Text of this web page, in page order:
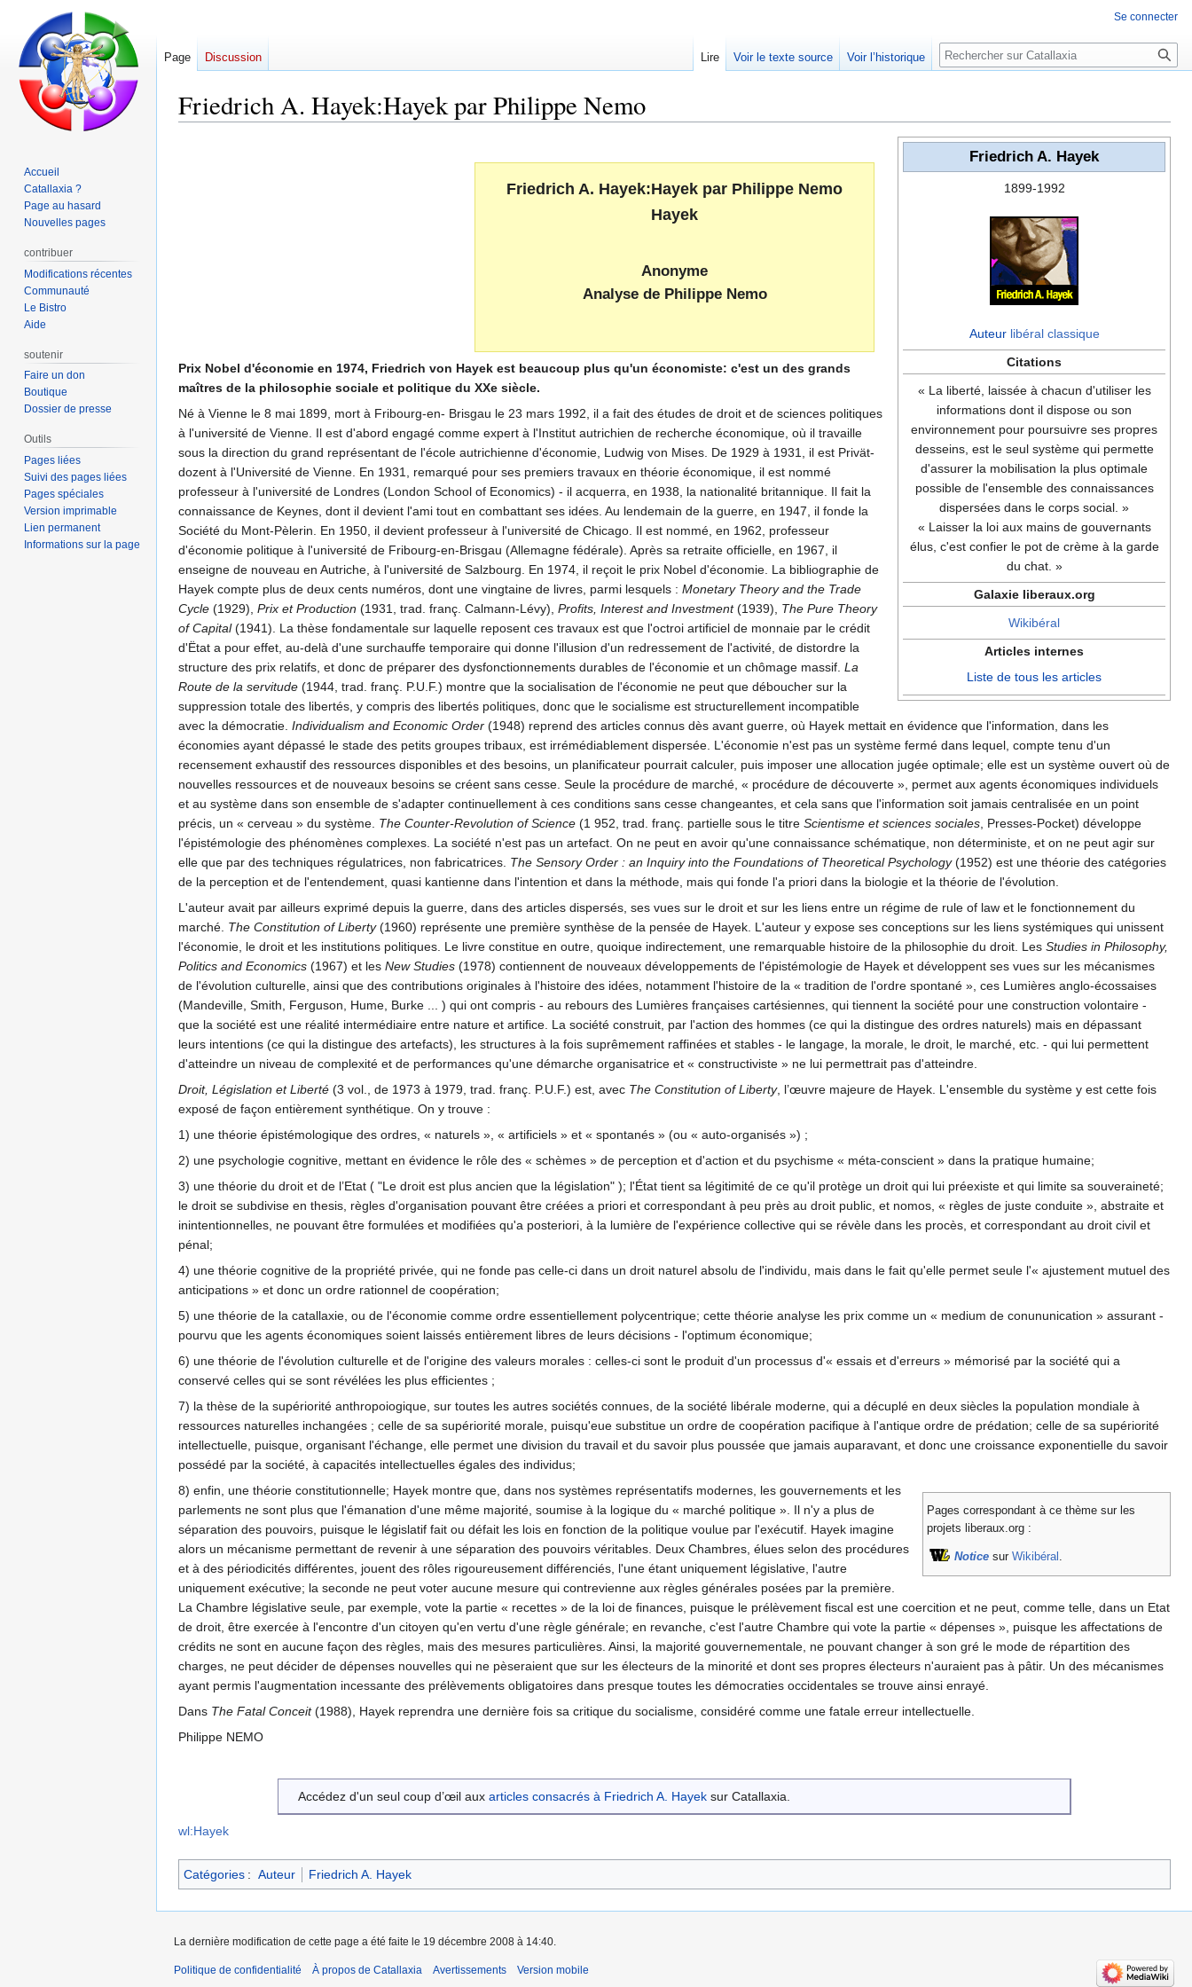
Friedrich A. Hayek:Hayek par Philippe Nemo
Friedrich A. Hayek
1899-1992
Auteur libéral classique
Citations
« La liberté, laissée à chacun d'utiliser les
informations dont il dispose ou son
environnement pour poursuivre ses propres
desseins, est le seul système qui permette
d'assurer la mobilisation la plus optimale
possible de l'ensemble des connaissances
dispersées dans le corps social. »
« Laisser la loi aux mains de gouvernants
élus, c'est confier le pot de crème à la garde
du chat. »
Galaxie liberaux.org
Wikibéral
Articles internes
Liste de tous les articles
Friedrich A. Hayek:Hayek par Philippe Nemo
Hayek
Anonyme
Analyse de Philippe Nemo
Prix Nobel d'économie en 1974, Friedrich von Hayek est beaucoup plus qu'un économiste: c'est un des grands
maîtres de la philosophie sociale et politique du XXe siècle.
Né à Vienne le 8 mai 1899, mort à Fribourg-en- Brisgau le 23 mars 1992, il a fait des études de droit et de sciences politiques
à l'université de Vienne. Il est d'abord engagé comme expert à l'Institut autrichien de recherche économique, où il travaille
sous la direction du grand représentant de l'école autrichienne d'économie, Ludwig von Mises. De 1929 à 1931, il est Privät-
dozent à l'Université de Vienne. En 1931, remarqué pour ses premiers travaux en théorie économique, il est nommé
professeur à l'université de Londres (London School of Economics) - il acquerra, en 1938, la nationalité britannique. Il fait la
connaissance de Keynes, dont il devient l'ami tout en combattant ses idées. Au lendemain de la guerre, en 1947, il fonde la
Société du Mont-Pèlerin. En 1950, il devient professeur à l'université de Chicago. Il est nommé, en 1962, professeur
d'économie politique à l'université de Fribourg-en-Brisgau (Allemagne fédérale). Après sa retraite officielle, en 1967, il
enseigne de nouveau en Autriche, à l'université de Salzbourg. En 1974, il reçoit le prix Nobel d'économie. La bibliographie de
Hayek compte plus de deux cents numéros, dont une vingtaine de livres, parmi lesquels : Monetary Theory and the Trade
Cycle (1929), Prix et Production (1931, trad. franç. Calmann-Lévy), Profits, Interest and Investment(1939), The Pure Theory
of Capital(1941). La thèse fondamentale sur laquelle reposent ces travaux est que l'octroi artificiel de monnaie par le crédit
d'Ëtat a pour effet, au-delà d'une surchauffe temporaire qui donne l'illusion d'un redressement de l'activité, de distordre la
structure des prix relatifs, et donc de préparer des dysfonctionnements durables de l'économie et un chômage massif. La
Route de la servitude (1944, trad. franç. P.U.F.) montre que la socialisation de l'économie ne peut que déboucher sur la
suppression totale des libertés, y compris des libertés politiques, donc que le socialisme est structurellement incompatible
avec la démocratie. Individualism and Economic Order (1948) reprend des articles connus dès avant guerre, où Hayek mettait en évidence que l'information, dans les
économies ayant dépassé le stade des petits groupes tribaux, est irrémédiablement dispersée. L'économie n'est pas un système fermé dans lequel, compte tenu d'un
recensement exhaustif des ressources disponibles et des besoins, un planificateur pourrait calculer, puis imposer une allocation jugée optimale; elle est un système ouvert où de
nouvelles ressources et de nouveaux besoins se créent sans cesse. Seule la procédure de marché, « procédure de découverte », permet aux agents économiques individuels
et au système dans son ensemble de s'adapter continuellement à ces conditions sans cesse changeantes, et cela sans que l'information soit jamais centralisée en un point
précis, un « cerveau » du système. The Counter-Revolution of Science (1 952, trad. franç. partielle sous le titre Scientisme et sciences sociales , Presses-Pocket) développe
l'épistémologie des phénomènes complexes. La société n'est pas un artefact. On ne peut en avoir qu'une connaissance schématique, non déterministe, et on ne peut agir sur
elle que par des techniques régulatrices, non fabricatrices. The Sensory Order : an Inquiry into the Foundations of Theoretical Psychology(1952) est une théorie des catégories
de la perception et de l'entendement, quasi kantienne dans l'intention et dans la méthode, mais qui fonde l'a priori dans la biologie et la théorie de l'évolution.
L'auteur avait par ailleurs exprimé depuis la guerre, dans des articles dispersés, ses vues sur le droit et sur les liens entre un régime de rule of law et le fonctionnement du
marché. The Constitution of Liberty(1960) représente une première synthèse de la pensée de Hayek. L'auteur y expose ses conceptions sur les liens systémiques qui unissent
l'économie, le droit et les institutions politiques. Le livre constitue en outre, quoique indirectement, une remarquable histoire de la philosophie du droit. Les Studies in Philosophy,
Politics and Economics (1967) et les New Studies (1978) contiennent de nouveaux développements de l'épistémologie de Hayek et développent ses vues sur les mécanismes
de l'évolution culturelle, ainsi que des contributions originales à l'histoire des idées, notamment l'histoire de la « tradition de l'ordre spontané », ces Lumières anglo-écossaises
(Mandeville, Smith, Ferguson, Hume, Burke ... ) qui ont compris - au rebours des Lumières françaises cartésiennes, qui tiennent la société pour une construction volontaire -
que la société est une réalité intermédiaire entre nature et artifice. La société construit, par l'action des hommes (ce qui la distingue des ordres naturels) mais en dépassant
leurs intentions (ce qui la distingue des artefacts), les structures à la fois suprêmement raffinées et stables - le langage, la morale, le droit, le marché, etc. - qui lui permettent
d'atteindre un niveau de complexité et de performances qu'une démarche organisatrice et « constructiviste » ne lui permettrait pas d'atteindre.
Droit, Législation et Liberté (3 vol., de 1973 à 1979, trad. franç. P.U.F.) est, avec The Constitution of Liberty, l’œuvre majeure de Hayek. L'ensemble du système y est cette fois
exposé de façon entièrement synthétique. On y trouve :
1) une théorie épistémologique des ordres, « naturels », « artificiels » et « spontanés » (ou « auto-organisés ») ;
2) une psychologie cognitive, mettant en évidence le rôle des « schèmes » de perception et d'action et du psychisme « méta-conscient » dans la pratique humaine;
3) une théorie du droit et de l’Etat ( "Le droit est plus ancien que la législation" ); l'État tient sa légitimité de ce qu'il protège un droit qui lui préexiste et qui limite sa souveraineté;
le droit se subdivise en thesis, règles d'organisation pouvant être créées a priori et correspondant à peu près au droit public, et nomos, « règles de juste conduite », abstraite et
inintentionnelles, ne pouvant être formulées et modifiées qu'a posteriori, à la lumière de l'expérience collective qui se révèle dans les procès, et correspondant au droit civil et
pénal;
4) une théorie cognitive de la propriété privée, qui ne fonde pas celle-ci dans un droit naturel absolu de l'individu, mais dans le fait qu'elle permet seule l'« ajustement mutuel des
anticipations » et donc un ordre rationnel de coopération;
5) une théorie de la catallaxie, ou de l'économie comme ordre essentiellement polycentrique; cette théorie analyse les prix comme un « medium de conununication » assurant -
pourvu que les agents économiques soient laissés entièrement libres de leurs décisions - l'optimum économique;
6) une théorie de l'évolution culturelle et de l'origine des valeurs morales : celles-ci sont le produit d'un processus d'« essais et d'erreurs » mémorisé par la société qui a
conservé celles qui se sont révélées les plus efficientes ;
7) la thèse de la supériorité anthropoiogique, sur toutes les autres sociétés connues, de la société libérale moderne, qui a décuplé en deux siècles la population mondiale à
ressources naturelles inchangées ; celle de sa supériorité morale, puisqu'eue substitue un ordre de coopération pacifique à l'antique ordre de prédation; celle de sa supériorité
intellectuelle, puisque, organisant l'échange, elle permet une division du travail et du savoir plus poussée que jamais auparavant, et donc une croissance exponentielle du savoir
possédé par la société, à capacités intellectuelles égales des individus;
Pages correspondant à ce thème sur les
projets liberaux.org :
Notice sur Wikibéral .
8) enfin, une théorie constitutionnelle; Hayek montre que, dans nos systèmes représentatifs modernes, les gouvernements et les
parlements ne sont plus que l'émanation d'une même majorité, soumise à la logique du « marché politique ». Il n'y a plus de
séparation des pouvoirs, puisque le législatif fait ou défait les lois en fonction de la politique voulue par l'exécutif. Hayek imagine
alors un mécanisme permettant de revenir à une séparation des pouvoirs véritables. Deux Chambres, élues selon des procédures
et à des périodicités différentes, jouent des rôles rigoureusement différenciés, l'une étant uniquement législative, l'autre
uniquement exécutive; la seconde ne peut voter aucune mesure qui contrevienne aux règles générales posées par la première.
La Chambre législative seule, par exemple, vote la partie « recettes » de la loi de finances, puisque le prélèvement fiscal est une coercition et ne peut, comme telle, dans un Etat
de droit, être exercée à l'encontre d'un citoyen qu'en vertu d'une règle générale; en revanche, c'est l'autre Chambre qui vote la partie « dépenses », puisque les affectations de
crédits ne sont en aucune façon des règles, mais des mesures particulières. Ainsi, la majorité gouvernementale, ne pouvant changer à son gré le mode de répartition des
charges, ne peut décider de dépenses nouvelles qui ne pèseraient que sur les électeurs de la minorité et dont ses propres électeurs n'auraient pas à pâtir. Un des mécanismes
ayant permis l'augmentation incessante des prélèvements obligatoires dans presque toutes les démocraties occidentales se trouve ainsi enrayé.
Dans The Fatal Conceit(1988), Hayek reprendra une dernière fois sa critique du socialisme, considéré comme une fatale erreur intellectuelle.
Philippe NEMO
Accédez d'un seul coup d’œil aux articles consacrés à Friedrich A. Hayek sur Catallaxia.
wl:Hayek
Catégories : Auteur Friedrich A. Hayek
Se connecter
Page Discussion Lire Voir le texte source Voir l’historique Rechercher
Accueil
Catallaxia ?
Page au hasard
Nouvelles pages
contribuer
Modifications récentes
Communauté
Le Bistro
Aide
soutenir
Faire un don
Boutique
Dossier de presse
Outils
Pages liées
Suivi des pages liées
Pages spéciales
Version imprimable
Lien permanent
Informations sur la page
La dernière modification de cette page a été faite le 19 décembre 2008 à 14:40.
Politique de confidentialité À propos de Catallaxia Avertissements Version mobile